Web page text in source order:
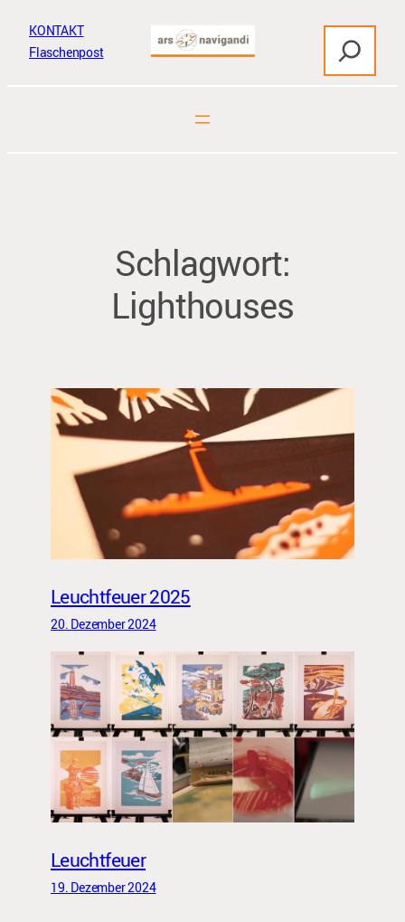
Zum
Inhalt
KONTAKT
Flaschenpost
c
Schlagwort:
Lighthouses
Leuchtfeuer 2025
20. Dezember 2024
Leuchtfeuer
19. Dezember 2024